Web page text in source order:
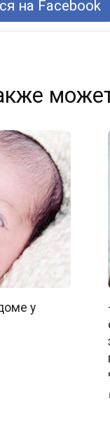
на Facebook
у